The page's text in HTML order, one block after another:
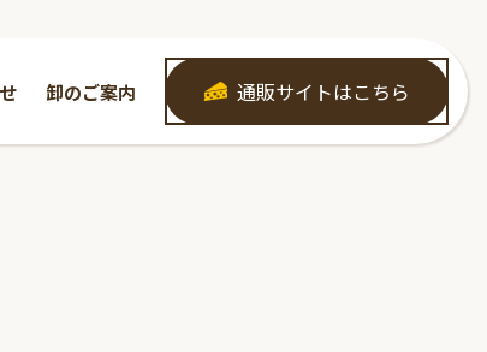
卸のご案内 通販サイトはこちら